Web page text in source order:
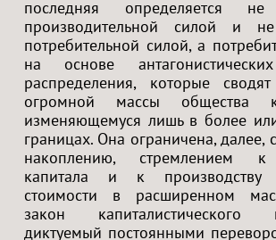
последняя определяется не
производительной силой и
потребительной силой, а
на основе
распределения, которые
огромной массы общества
изменяющемуся лишь в более
границах. Она ограничена, далее,
накоплению, стремлением к
капитала и к производству
стоимости в расширенном
закон капиталистического
диктуемый постоянными